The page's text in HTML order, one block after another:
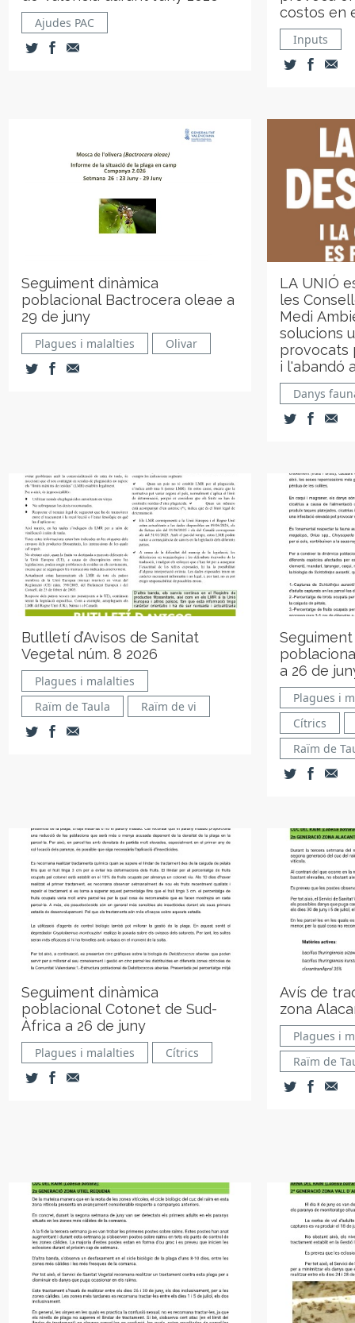
Ajudes PAC
costos en
Inputs
Seguiment dinàmica
poblacional Bactrocera oleae a
29 de juny
Plagues i malalties Olivar
LA UNIÓ
les
Medi
solucions
provocats
i l'abandó
Danys
Butlletí d’Avisos de Sanitat
Vegetal núm. 8 2026
Plagues i malalties
Raïm de Taula
Raïm de vi
a 26 de
Plagues i
Cítrics
Raïm de
Seguiment dinàmica
poblacional Cotonet de Sud-
Àfrica a 26 de juny
Plagues i malalties Cítrics
Avís de
zona
Plagues i
Raïm de